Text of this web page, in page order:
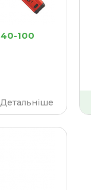
100
Детальніше